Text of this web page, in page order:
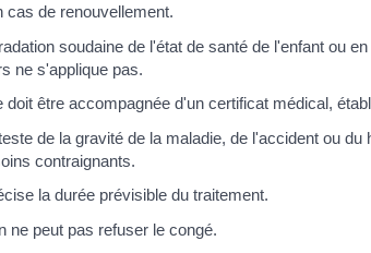
cas de renouvellement.
soudaine de l'état de santé de l'enfant ou
ne s'applique pas.
doit être accompagnée d'un certificat médical,
de la gravité de la maladie, de l'accident ou
contraignants.
la durée prévisible du traitement.
ne peut pas refuser le congé.